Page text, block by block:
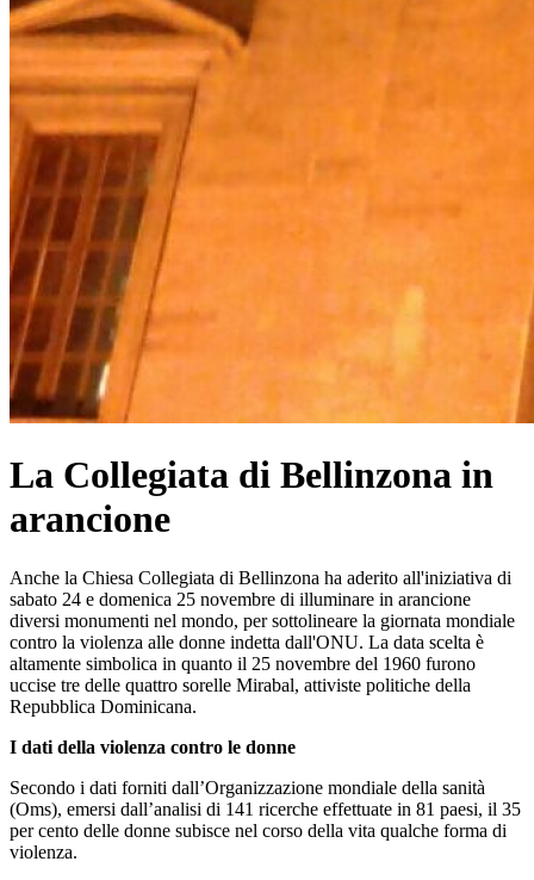
La Collegiata di Bellinzona in
arancione
Anche la Chiesa Collegiata di Bellinzona ha aderito all'iniziativa di
sabato 24 e domenica 25 novembre di illuminare in arancione
diversi monumenti nel mondo, per sottolineare la giornata mondiale
contro la violenza alle donne indetta dall'ONU. La data scelta è
altamente simbolica in quanto il 25 novembre del 1960 furono
uccise tre delle quattro sorelle Mirabal, attiviste politiche della
Repubblica Dominicana.
I dati della violenza contro le donne
Secondo i dati forniti dall’Organizzazione mondiale della sanità
(Oms), emersi dall’analisi di 141 ricerche effettuate in 81 paesi, il 35
per cento delle donne subisce nel corso della vita qualche forma di
violenza.